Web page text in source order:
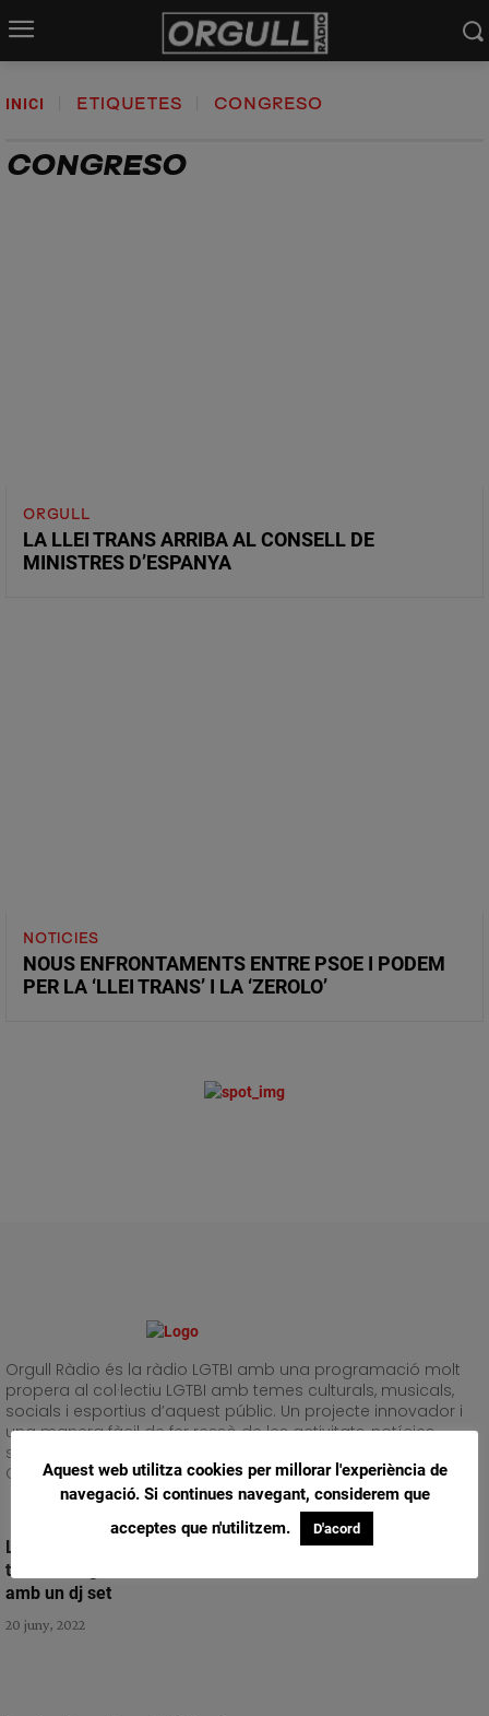
INICI ETIQUETES CONGRESO
CONGRESO
ORGULL
LA LLEI TRANS ARRIBA AL CONSELL DE
MINISTRES D’ESPANYA
NOTICIES
NOUS ENFRONTAMENTS ENTRE PSOE I PODEM
PER LA ‘LLEI TRANS’ I LA ‘ZEROLO’
Orgull Ràdio és la ràdio LGTBI amb una programació molt
propera al col·lectiu LGTBI amb temes culturals, musicals,
socials i esportius d’aquest públic. Un projecte innovador i
una manera fàcil de fer ressò de les activitats, notícies,
successos i informació del col·lectiu LGTBI a Barcelona i
Catalunya gràcies a la nostra programació.
L’artista Samantha Hudson
tancarà la gala musical del 28J
amb un dj set
20 juny, 2022
Aquest web utilitza cookies per millorar l'experiència de
navegació. Si continues navegant, considerem que
acceptes que n'utilitzem.
D'acord